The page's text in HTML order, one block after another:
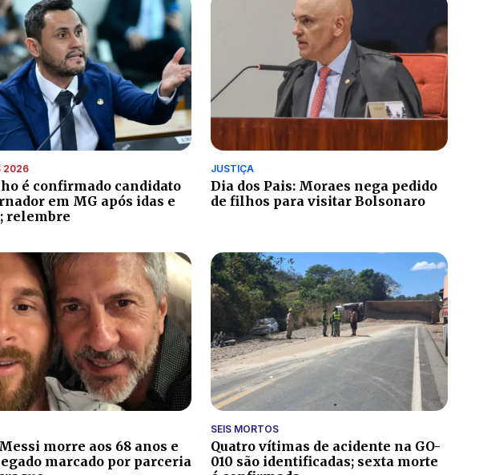
2026
é confirmado candidato
em MG após idas e
relembre
JUSTIÇA
Dia dos Pais: Moraes nega pedido
de filhos para visitar Bolsonaro
morre aos 68 anos e
marcado por parceria
SEIS MORTOS
Quatro vítimas de acidente na GO-
010 são identificadas; sexta morte